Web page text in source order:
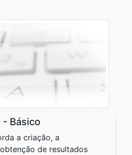
- Básico
a criação, a
de resultados